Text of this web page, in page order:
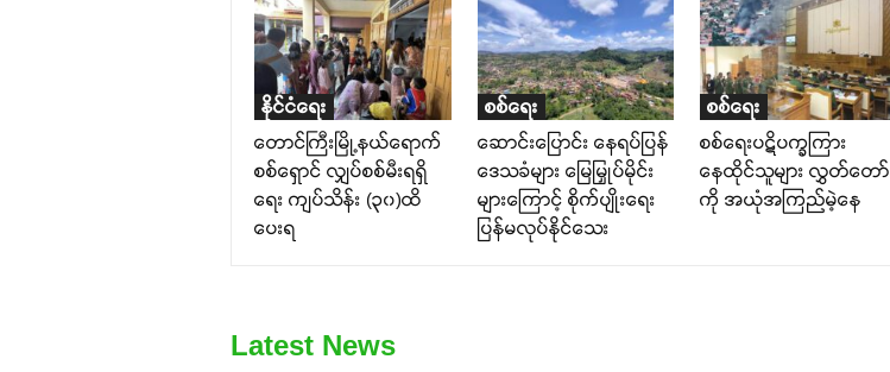
နိုင်ငံရေး
တောင်ကြီးမြို့နယ်ရောက်
စစ်ရှောင် လျှပ်စစ်မီးရရှိ
ရေး ကျပ်သိန်း (၃၀)ထိ
ပေးရ
စစ်ရေး
ဆောင်းပြောင်း နေရပ်ပြန်
ဒေသခံများ မြေမြှုပ်မိုင်း
များကြောင့် စိုက်ပျိုးရေး
ပြန်မလုပ်နိုင်သေး
စစ်ရေး
စစ်ရေးပဋိပက္ခကြား
နေထိုင်သူများ လွှတ်တော်
ကို အယုံအကြည်မဲ့နေ
Latest News